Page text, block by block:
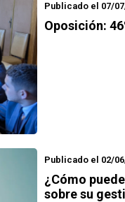
Publicado el 07/
Oposición:
Publicado el 02/
¿Cómo
sobre su